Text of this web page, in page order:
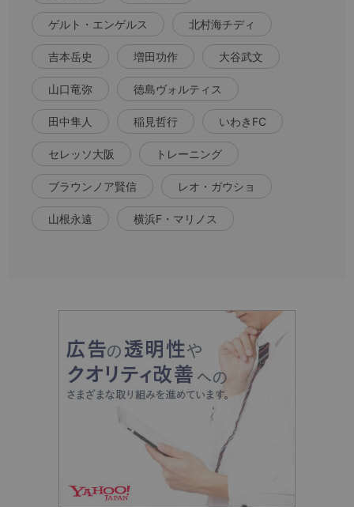
ゲルト・エンゲルス 北村海チディ
吉本岳史 増田功作 大谷武文
山口竜弥 徳島ヴォルティス
田中隼人 稲見哲行 いわきFC
セレッソ大阪 トレーニング
ブラウンノア賢信 レオ・ガウショ
山根永遠 横浜F・マリノス